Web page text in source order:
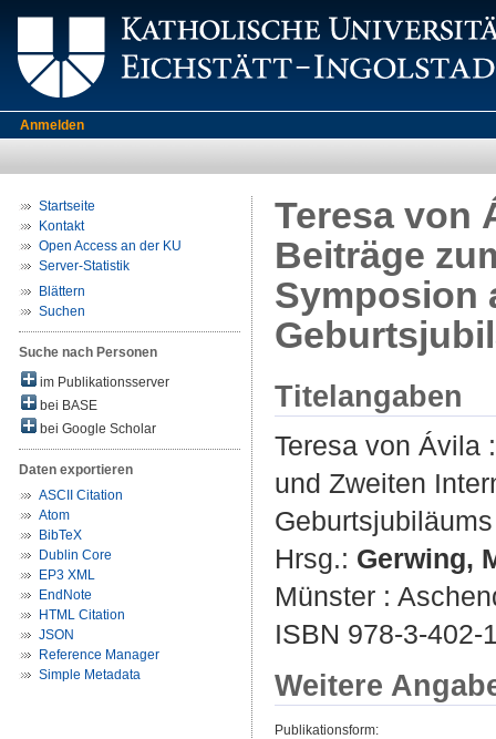
Anmelden
Startseite
Kontakt
Open Access an der KU
Server-Statistik
Blättern
Suchen
Suche nach Personen
im Publikationsserver
bei BASE
bei Google Scholar
Daten exportieren
ASCII Citation
Atom
BibTeX
Dublin Core
EP3 XML
EndNote
HTML Citation
JSON
Reference Manager
Simple Metadata
Teresa von
Beiträge
Symposion
Titelangaben
Teresa von Ávila
und Zweiten
Hrsg.: Gerwing,
Münster :
ISBN 978-3-402-
Weitere
Publikationsform: